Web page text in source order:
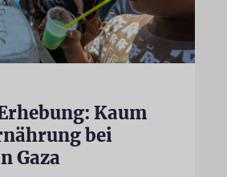
Kaum
bei
Gaza